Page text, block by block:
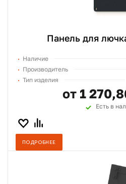
Панель для
Наличие
Производитель
Тип изделия
от 1
Есть в
ПОДРОБНЕЕ